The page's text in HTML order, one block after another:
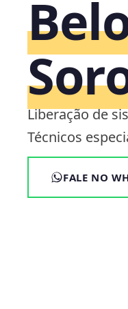
Liberação de
Técnicos
FALE NO